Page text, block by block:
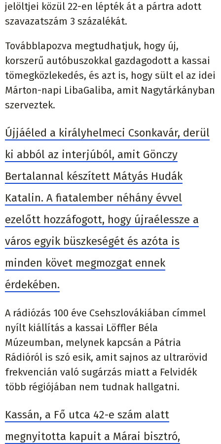
jelöltjei közül 22-en lépték át a pártra adott
szavazatszám 3 százalékát.
Továbblapozva megtudhatjuk, hogy új,
korszerű autóbuszokkal gazdagodott a kassai
tömegközlekedés, és azt is, hogy sült el az idei
Márton-napi LibaGaliba, amit Nagytárkányban
szerveztek.
Újjáéled a királyhelmeci Csonkavár, derül
ki abból az interjúból, amit Gönczy
Bertalannal készített Mátyás Hudák
Katalin. A fiatalember néhány évvel
ezelőtt hozzáfogott, hogy újraélessze a
város egyik büszkeségét és azóta is
minden követ megmozgat ennek
érdekében.
A rádiózás 100 éve Csehszlovákiában címmel
nyílt kiállítás a kassai Löffler Béla
Múzeumban, melynek kapcsán a Pátria
Rádióról is szó esik, amit sajnos az ultrarövid
frekvencián való sugárzás miatt a Felvidék
több régiójában nem tudnak hallgatni.
Kassán, a Fő utca 42-e szám alatt
megnyitotta kapuit a Márai bisztró,